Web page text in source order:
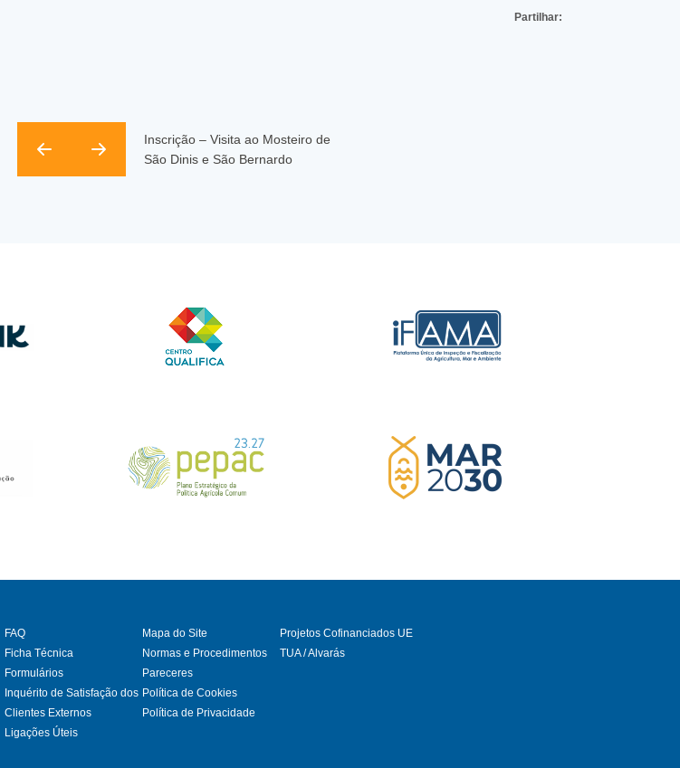
Partilhar:
Inscrição – Visita ao Mosteiro de
São Dinis e São Bernardo
FAQ
Ficha Técnica
Formulários
Inquérito de Satisfação dos
Clientes Externos
Ligações Úteis
Mapa do Site
Normas e Procedimentos
Pareceres
Política de Cookies
Política de Privacidade
Projetos Cofinanciados UE
TUA / Alvarás